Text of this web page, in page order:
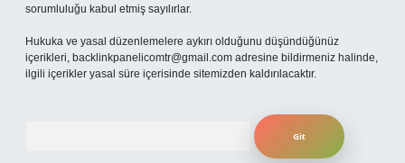
sorumluluğu kabul etmiş sayılırlar.
Hukuka ve yasal düzenlemelere aykırı olduğunu düşündüğünüz
içerikleri, backlinkpanelicomtr@gmail.com adresine bildirmeniz halinde,
ilgili içerikler yasal süre içerisinde sitemizden kaldırılacaktır.